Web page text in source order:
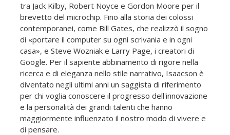
tra Jack Kilby, Robert Noyce e Gordon Moore per il
brevetto del microchip. Fino alla storia dei colossi
contemporanei, come Bill Gates, che realizzò il sogno
di «portare il computer su ogni scrivania e in ogni
casa», e Steve Wozniak e Larry Page, i creatori di
Google. Per il sapiente abbinamento di rigore nella
ricerca e di eleganza nello stile narrativo, Isaacson è
diventato negli ultimi anni un saggista di riferimento
per chi voglia conoscere il progresso dell'innovazione
e la personalità dei grandi talenti che hanno
maggiormente influenzato il nostro modo di vivere e
di pensare.